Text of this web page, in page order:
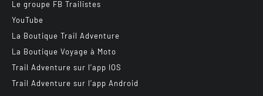
Le groupe FB Trailistes
YouTube
La Boutique Trail Adventure
La Boutique Voyage à Moto
Trail Adventure sur l’app IOS
Trail Adventure sur l’app Android